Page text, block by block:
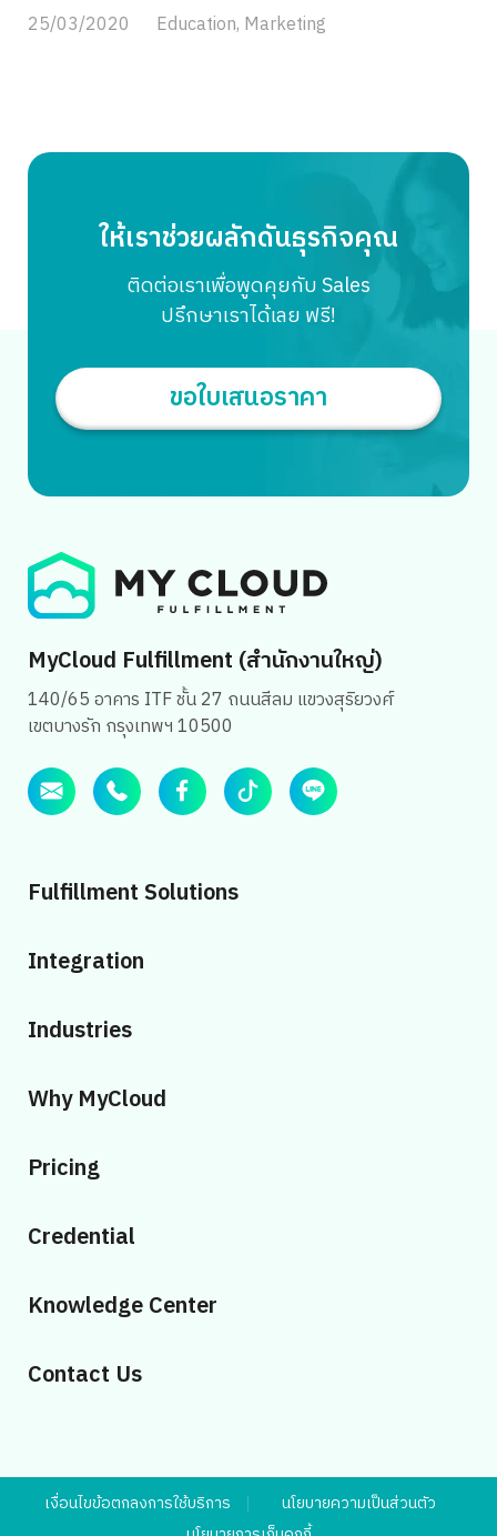
25/03/2020 Education, Marketing
ให้เราช่วยผลักดันธุรกิจคุณ
ติดต่อเราเพื่อพูดคุยกับ Sales
ปรึกษาเราได้เลย ฟรี!
ขอใบเสนอราคา
MyCloud Fulfillment (สำนักงานใหญ่)
140/65 อาคาร ITF ชั้น 27 ถนนสีลม แขวงสุริยวงศ์
เขตบางรัก กรุงเทพฯ 10500
Fulfillment Solutions
Integration
Industries
Why MyCloud
Pricing
Credential
Knowledge Center
Contact Us
เงื่อนไขข้อตกลงการใช้บริการ
นโยบายความเป็นส่วนตัว